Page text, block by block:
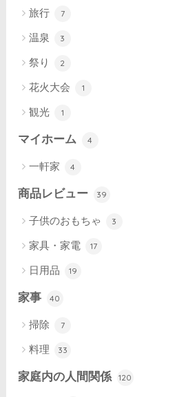
旅行 7
温泉 3
祭り 2
花火大会 1
観光 1
マイホーム 4
一軒家 4
商品レビュー 39
子供のおもちゃ 3
家具・家電 17
日用品 19
家事 40
掃除 7
料理 33
家庭内の人間関係 120